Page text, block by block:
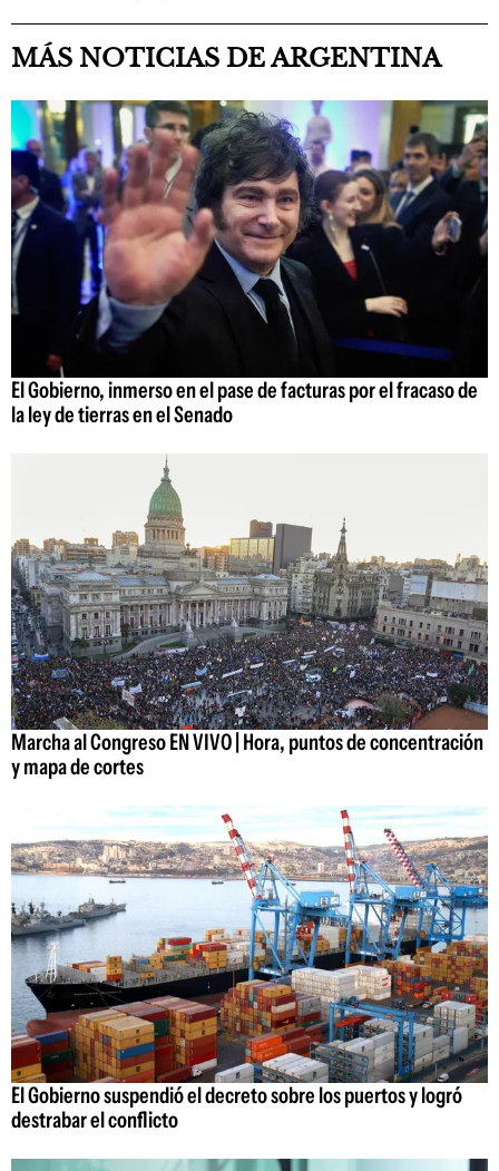
MÁS NOTICIAS DE ARGENTINA
El Gobierno, inmerso en el pase de facturas por el fracaso de
la ley de tierras en el Senado
Marcha al Congreso EN VIVO | Hora, puntos de concentración
y mapa de cortes
El Gobierno suspendió el decreto sobre los puertos y logró
destrabar el conflicto